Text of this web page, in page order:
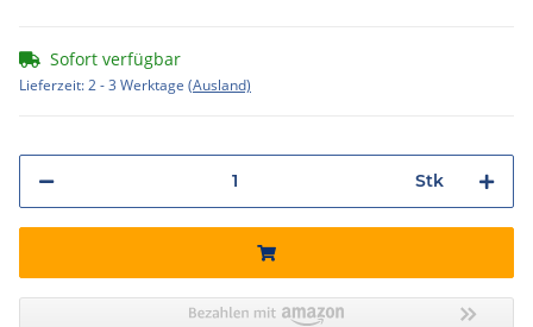
Sofort verfügbar
Lieferzeit:2 - 3 Werktage (Ausland)
Stk